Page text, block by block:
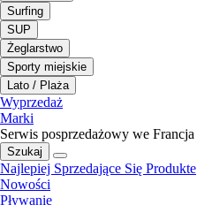
Surfing
SUP
Żeglarstwo
Sporty miejskie
Lato / Plaża
Wyprzedaż
Marki
Serwis posprzedażowy we Francja
Szukaj
Najlepiej Sprzedające Się Produkte
Nowości
Pływanie